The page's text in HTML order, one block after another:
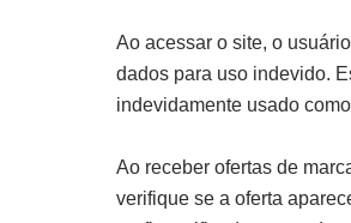
Ao acessar o site, o
dados para uso indevido.
indevidamente usado
Ao receber ofertas de
verifique se a oferta